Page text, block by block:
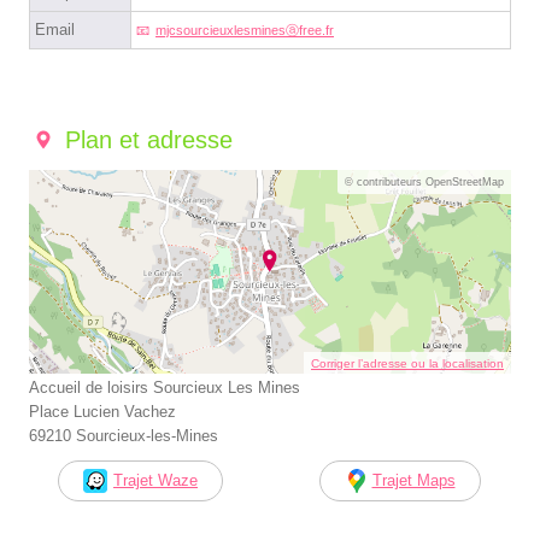
Email mjcsourcieuxlesminesⓐfree.fr
Plan et adresse
© contributeurs OpenStreetMap
Corriger l’adresse ou la localisation
Accueil de loisirs Sourcieux Les Mines
Place Lucien Vachez
69210 Sourcieux-les-Mines
Trajet Waze Trajet Maps